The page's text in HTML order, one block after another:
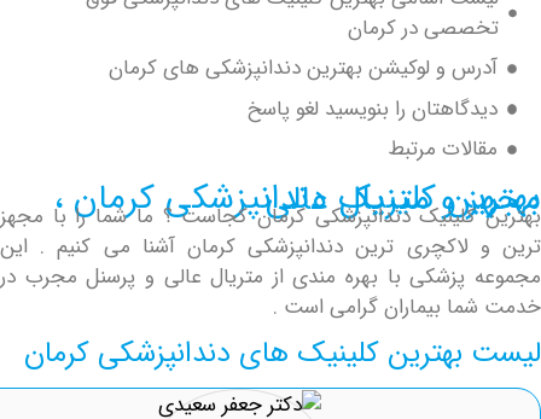
در کرمان
و لوکیشن بهترین دندانپزشکی های کرمان
را بنویسید لغو پاسخ
مرتبط
کرمان ، مجهز و متریال عالی
دندانپزشکی کرمان کجاست ؟ ما شما را با مجهز
ترین دندانپزشکی کرمان آشنا می کنیم . این
با بهره مندی از متریال عالی و پرسنل مجرب در
بیماران گرامی است .
کلینیک های دندانپزشکی کرمان